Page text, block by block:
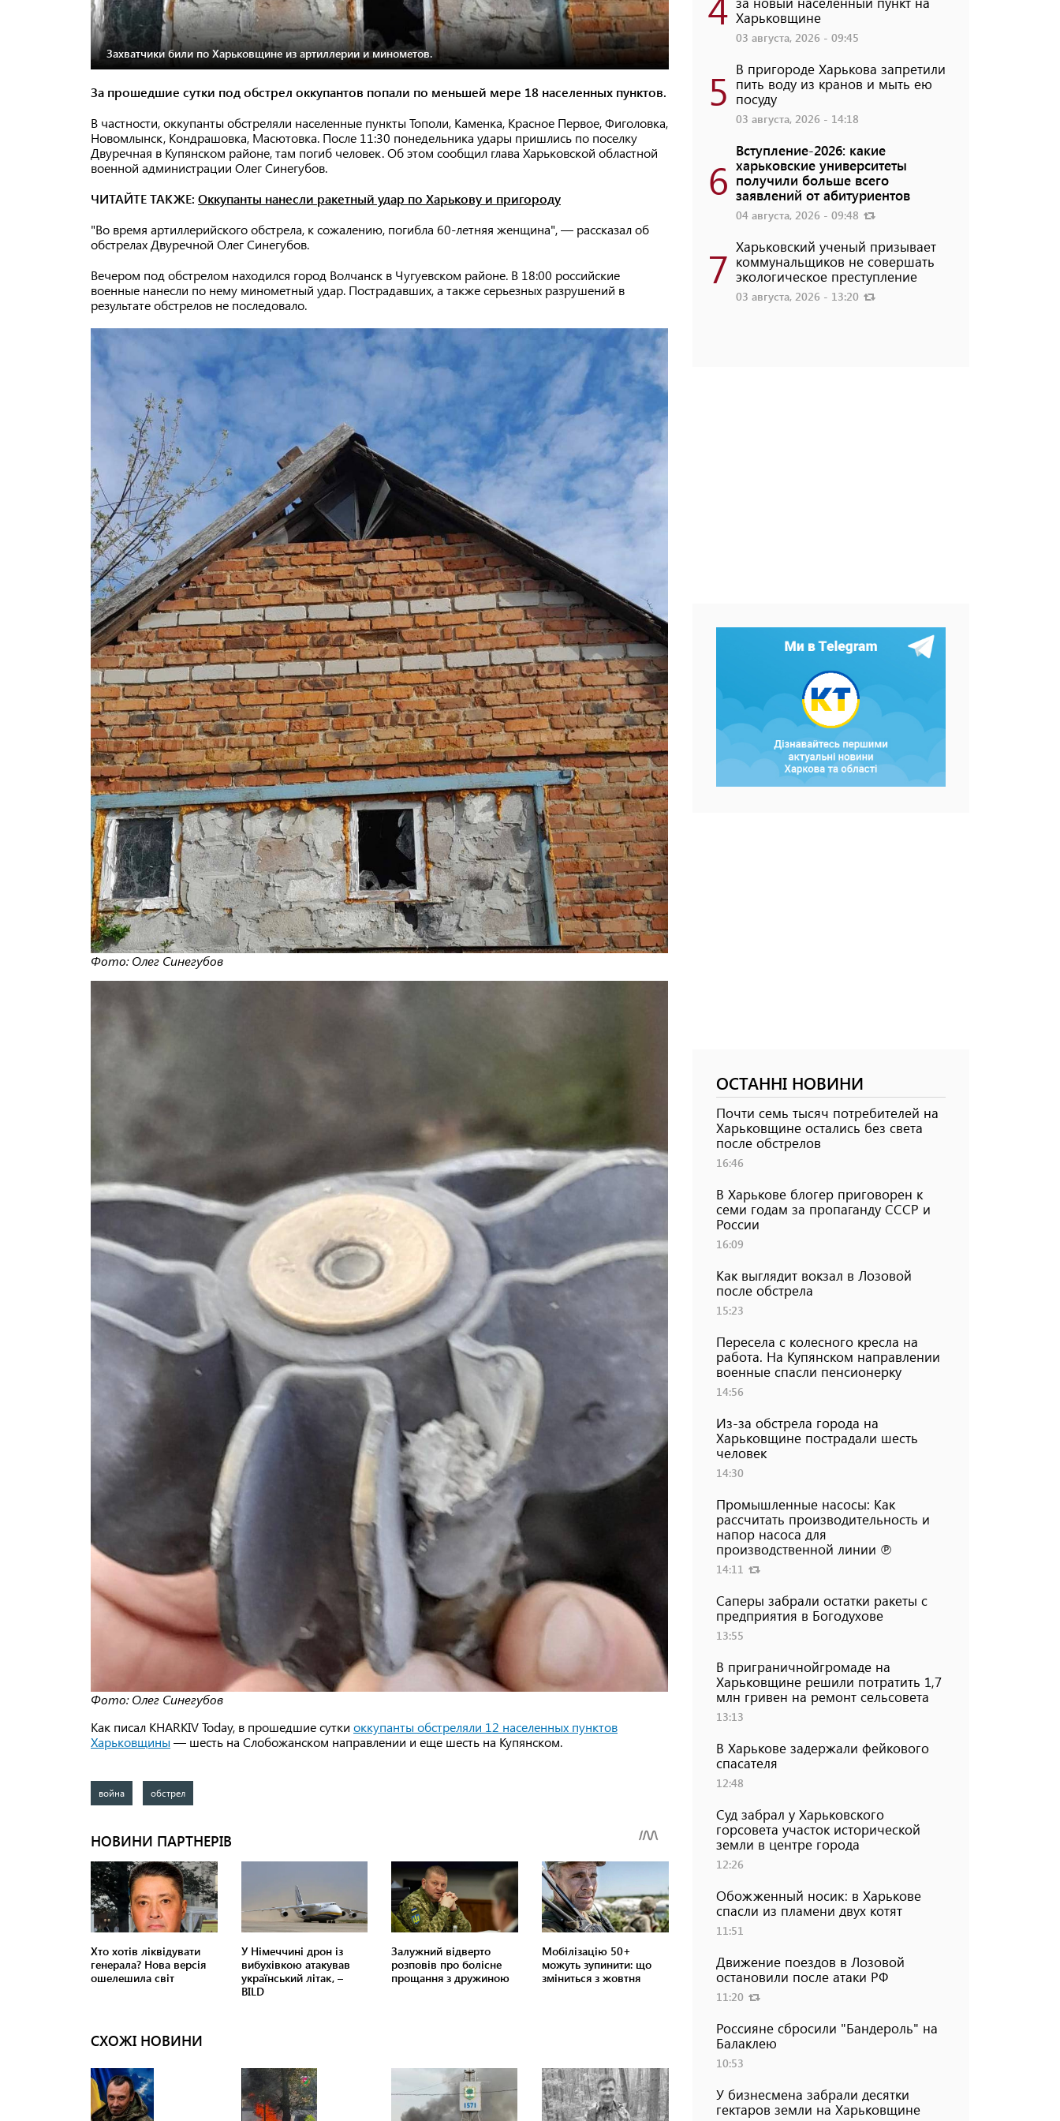
Захватчики били по Харьковщине из артиллерии и минометов.
За прошедшие сутки под обстрел оккупантов попали по меньшей мере 18 населенных пунктов.
В частности, оккупанты обстреляли населенные пункты Тополи, Каменка, Красное Первое, Фиголовка,
Новомлынск, Кондрашовка, Масютовка. После 11:30 понедельника удары пришлись по поселку
Двуречная в Купянском районе, там погиб человек. Об этом сообщил глава Харьковской областной
военной администрации Олег Синегубов.
ЧИТАЙТЕ ТАКЖЕ: Оккупанты нанесли ракетный удар по Харькову и пригороду
"Во время артиллерийского обстрела, к сожалению, погибла 60-летняя женщина", — рассказал об
обстрелах Двуречной Олег Синегубов.
Вечером под обстрелом находился город Волчанск в Чугуевском районе. В 18:00 российские
военные нанесли по нему минометный удар. Пострадавших, а также серьезных разрушений в
результате обстрелов не последовало.
Фото: Олег Синегубов
Фото: Олег Синегубов
Как писал KHARKIV Today, в прошедшие сутки оккупанты обстреляли 12 населенных пунктов
Харьковщины — шесть на Слобожанском направлении и еще шесть на Купянском.
война обстрел
СХОЖІ НОВИНИ
Харьковщине
03 августа, 2026 - 09:45
5 В пригороде Харькова запретили
пить воду из кранов и мыть ею
посуду
03 августа, 2026 - 14:18
6
Вступление-2026: какие
харьковские университеты
получили больше всего
заявлений от абитуриентов
04 августа, 2026 - 09:48
7 Харьковский ученый призывает
коммунальщиков не совершать
экологическое преступление
03 августа, 2026 - 13:20
ОСТАННІ НОВИНИ
Почти семь тысяч потребителей на
Харьковщине остались без света
после обстрелов
16:46
В Харькове блогер приговорен к
семи годам за пропаганду СССР и
России
16:09
Как выглядит вокзал в Лозовой
после обстрела
15:23
Пересела с колесного кресла на
работа. На Купянском направлении
военные спасли пенсионерку
14:56
Из-за обстрела города на
Харьковщине пострадали шесть
человек
14:30
Промышленные насосы: Как
рассчитать производительность и
напор насоса для
производственной линии ℗
14:11
Саперы забрали остатки ракеты с
предприятия в Богодухове
13:55
В приграничнойгромаде на
Харьковщине решили потратить 1,7
млн ​​гривен на ремонт сельсовета
13:13
В Харькове задержали фейкового
спасателя
12:48
Суд забрал у Харьковского
горсовета участок исторической
земли в центре города
12:26
Обожженный носик: в Харькове
спасли из пламени двух котят
11:51
Движение поездов в Лозовой
остановили после атаки РФ
11:20
Россияне сбросили "Бандероль" на
Балаклею
10:53
У бизнесмена забрали десятки
гектаров земли на Харьковщине